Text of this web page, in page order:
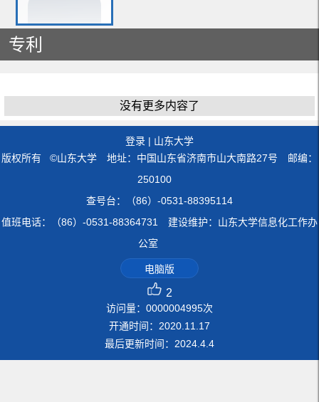
专利
没有更多内容了
登录 | 山东大学
版权所有 ©山东大学 地址：中国山东省济南市山大南路27号 邮编：
250100
查号台：（86）-0531-88395114
值班电话：（86）-0531-88364731 建设维护：山东大学信息化工作办
公室
电脑版
2
访问量： 0000004995次
开通时间： 2020.11.17
最后更新时间： 2024.4.4